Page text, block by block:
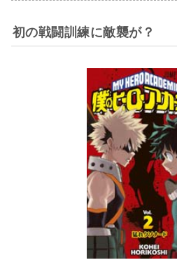
初の戦闘訓練に敵襲が？